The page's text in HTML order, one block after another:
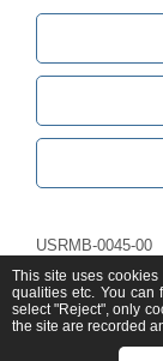
USRMB-0045-00
This site uses
qualities etc. You can
select "Reject", only
the site are recorded